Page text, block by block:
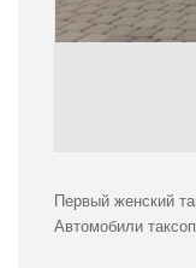
Первый женский
Автомобили